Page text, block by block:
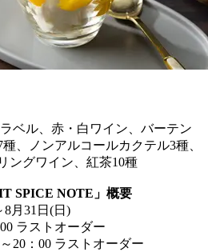
ベル、赤・白ワイン、バーテン
、ノンアルコールカクテル3種、
ングワイン、紅茶10種
SPICE NOTE」概要
8月31日(日)
00 ラストオーダー
20：00 ラストオーダー